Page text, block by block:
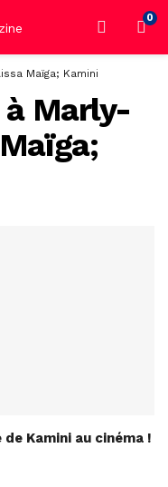
0
Maïga; Kamini
à Marly-
Kamini au cinéma !